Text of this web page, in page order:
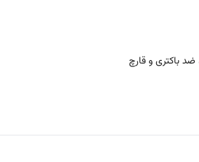
باکتری و قارچ